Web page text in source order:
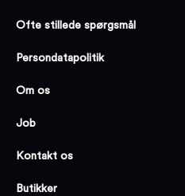
Ofte stillede spørgsmål
Persondatapolitik
Om os
Job
Kontakt os
Butikker